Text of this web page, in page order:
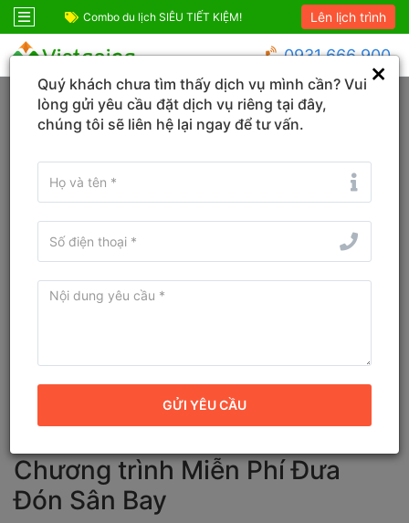
Combo du lịch SIÊU TIẾT KIỆM! Combo Phú Quốc
Lên lịch trình
0931 666 900
Trang chủ Về chúng tôi
Tìm tên Khách sạn, Tỉnh/TP, Địa danh...
Tìm khách sạn ở gần đây
Từ ngày - Đến ngày
Chương trình Miễn Phí Đưa
Đón Sân Bay
Quý khách chưa tìm thấy dịch vụ mình cần? Vui
lòng gửi yêu cầu đặt dịch vụ riêng tại đây,
chúng tôi sẽ liên hệ lại ngay để tư vấn.